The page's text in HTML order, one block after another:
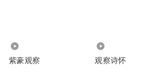
验，它对产业数字化的深度参与，
紫豪观察 观察诗怀